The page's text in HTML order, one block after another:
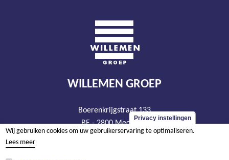
WILLEMEN GROEP
Boerenkrijgstraat 133
BE - 2800 Mechelen
tel +32 15 569 965
Privacy instellingen
Wij gebruiken cookies om uw gebruikerservaring te optimaliseren.
Lees meer